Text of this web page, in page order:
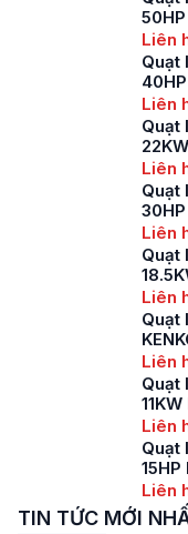
50HP
Liên
Quạt
Liên
Quạt
Liên
Quạt
Liên
Quạt
Liên
Quạt
Liên
Quạt
Liên
Quạt
15HP
Liên
TIN TỨC MỚI